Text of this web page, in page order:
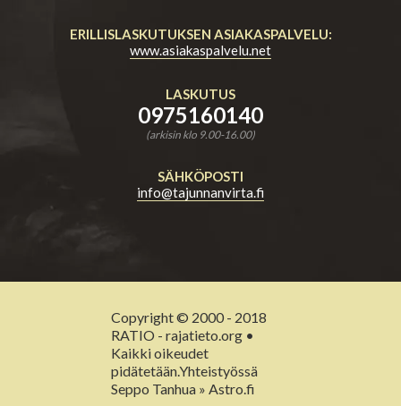
ERILLISLASKUTUKSEN ASIAKASPALVELU:
www.asiakaspalvelu.net
LASKUTUS
0975160140
(arkisin klo 9.00-16.00)
SÄHKÖPOSTI
info@tajunnanvirta.fi
Copyright © 2000 - 2018
RATIO - rajatieto.org •
Kaikki oikeudet
pidätetään.Yhteistyössä
Seppo Tanhua » Astro.fi